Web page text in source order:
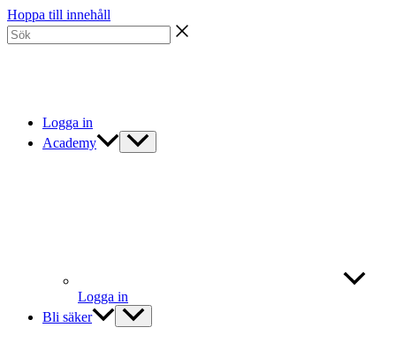
Hoppa till innehåll
Logga in
Academy
Logga in
Bli säker